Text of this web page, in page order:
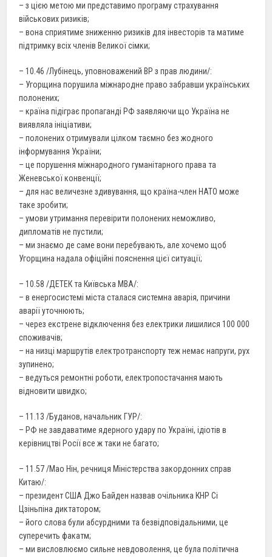
– з цією метою ми представимо програму страхування
військових ризиків;
– вона сприятиме зниженню ризиків для інвесторів та матиме
підтримку всіх членів Великої сімки;
– 10.46 /Лубінець, уповноважений ВР з прав людини/:
– Угорщина порушила міжнародне право забравши українських
полонених;
– країна підіграє пропаганді РФ заявляючи що Україна не
виявляла ініціативи;
– полонених отримували цілком таємно без жодного
інформування України;
– це порушення міжнародного гуманітарного права та
Женевської конвенції;
– для нас величезне здивування, що країна-член НАТО може
таке зробити;
– умови утримання перевірити полонених неможливо,
дипломатів не пустили;
– ми знаємо де саме вони перебувають, але хочемо щоб
Угорщина надала офіційні пояснення цієї ситуації;
– 10.58 /ДЕТЕК та Київська МВА/:
– в енергосистемі міста сталася системна аварія, причини
аварії уточнюють;
– через екстрене відключення без електрики лишилися 100 000
споживачів;
– на низці маршрутів електротранспорту теж немає напруги, рух
зупинено;
– ведуться ремонтні роботи, електропостачання мають
відновити швидко;
– 11.13 /Буданов, начальник ГУР/:
– РФ не завдаватиме ядерного удару по Україні, ідіотів в
керівництві Росії все ж таки не багато;
– 11.57 /Мао Нін, речниця Міністерства закордонних справ
Китаю/:
– президент США Джо Байден назвав очільника КНР Сі
Цзіньпіна диктатором;
– його слова були абсурдними та безвідповідальними, це
суперечить факатм;
– ми висловлюємо сильне невдоволення, це була політична